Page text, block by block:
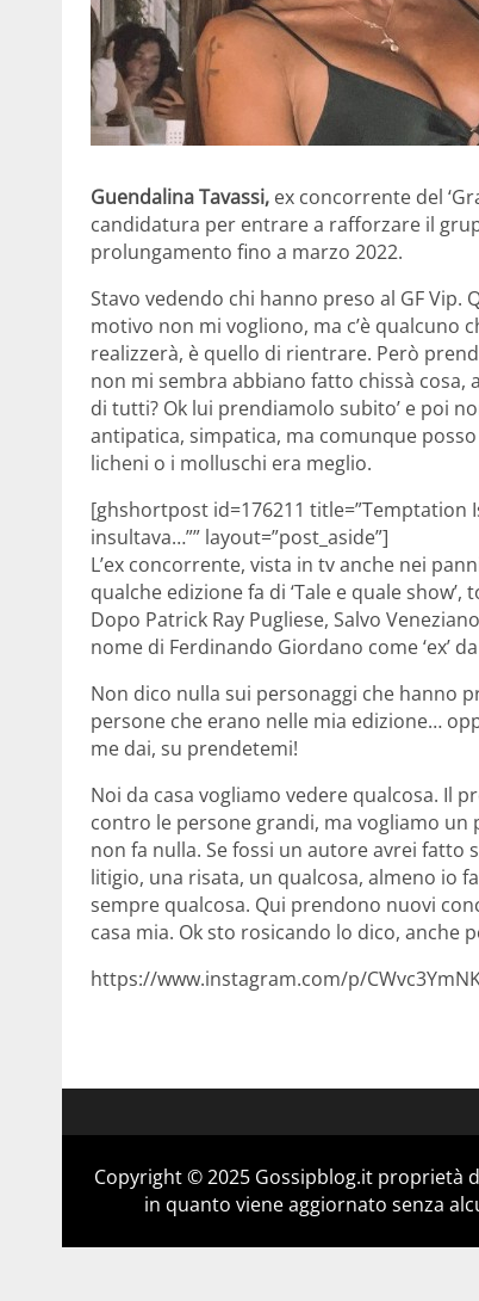
Guendalina Tavassi, ex concorrente del
candidatura per entrare a rafforzare il
prolungamento fino a marzo 2022.
Stavo vedendo chi hanno preso al GF
motivo non mi vogliono, ma c’è qualcuno
realizzerà, è quello di rientrare. Però
non mi sembra abbiano fatto chissà cosa,
di tutti? Ok lui prendiamolo subito’ e poi
antipatica, simpatica, ma comunque
licheni o i molluschi era meglio.
[ghshortpost id=176211 title=”Temptation
insultava…”” layout=”post_aside”]
L’ex concorrente, vista in tv anche nei
qualche edizione fa di ‘Tale e quale
Dopo Patrick Ray Pugliese, Salvo
nome di Ferdinando Giordano come ‘ex’
Non dico nulla sui personaggi che hanno
persone che erano nelle mia edizione…
me dai, su prendetemi!
Noi da casa vogliamo vedere qualcosa. Il
contro le persone grandi, ma vogliamo un
non fa nulla. Se fossi un autore avrei
litigio, una risata, un qualcosa, almeno io
sempre qualcosa. Qui prendono nuovi
casa mia. Ok sto rosicando lo dico, anche
https://www.instagram.com/p/
Copyright © 2025 Gossipblog.it proprietà
in quanto viene aggiornato senza